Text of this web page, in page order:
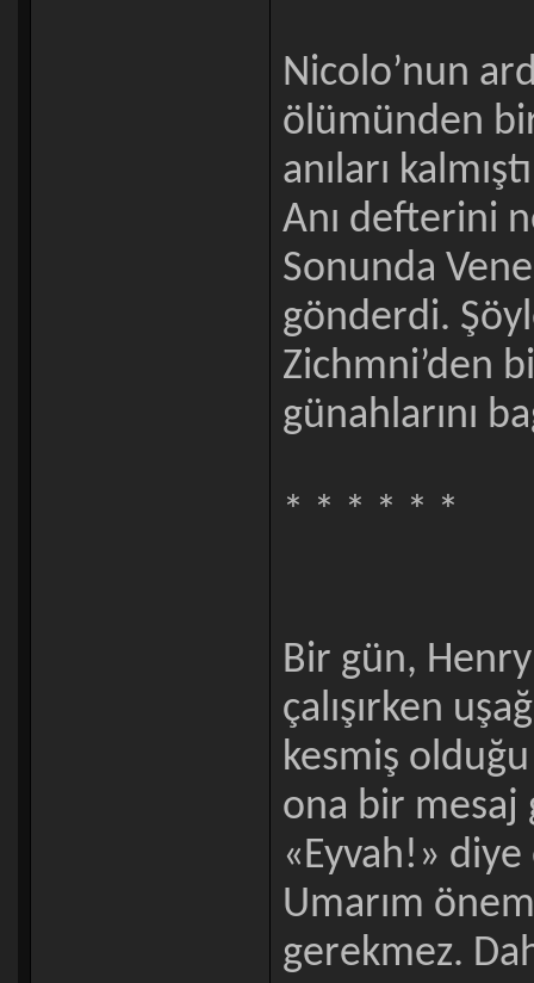
Nicolo’nun
ölümünden
anıları
Anı defterini
Sonunda
gönderdi.
Zichmni’den
günahlarını
* * * * * *
Bir gün, Henry
çalışırken
kesmiş
ona bir mesaj
«Eyvah!»
Umarım
gerekmez.